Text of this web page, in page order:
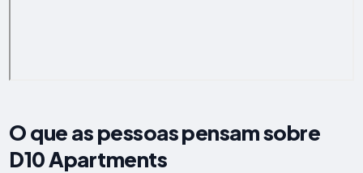
O que as pessoas pensam sobre
D10 Apartments